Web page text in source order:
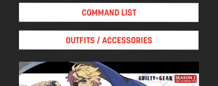
COMMAND LIST
OUTFITS / ACCESSORIES